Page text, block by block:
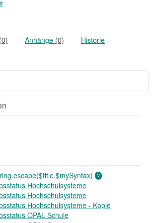
(0) Anhänge (0) Historie
Hochschulsysteme
Hochschulsysteme
Hochschulsysteme - Kopie
OPAL Schule